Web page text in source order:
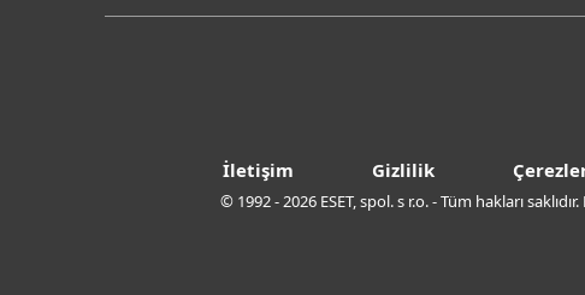
İletişim Gizlilik
© 1992 - 2026 ESET, spol. s r.o. - Tüm hakları